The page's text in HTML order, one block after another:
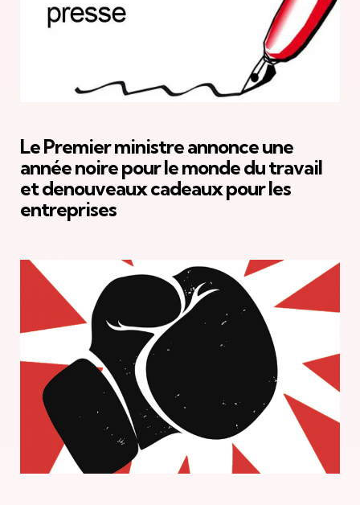
Le Premier ministre annonce une
année noire pour le monde du travail
et denouveaux cadeaux pour les
entreprises